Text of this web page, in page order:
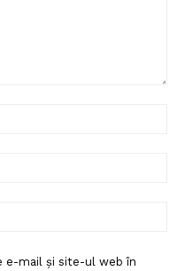
e-mail și site-ul web în